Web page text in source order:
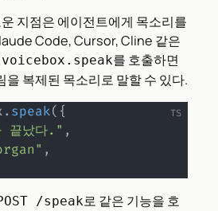
지점은 에이전트에게 목소리를
Code, Cursor, Cline 같은
voicebox.speak를 호출하면
을 복제된 목소리로 말할 수 있다.
. speak( {
끝났다." ,
,
/speak로 같은 기능을 호